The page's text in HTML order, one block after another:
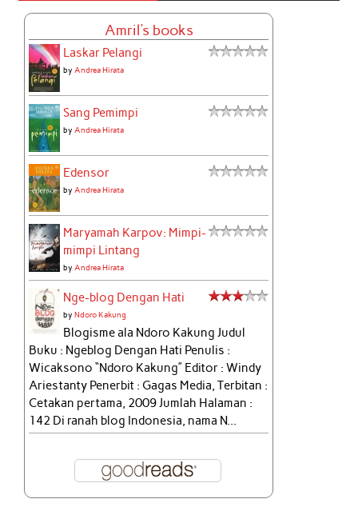
Amril's books
Laskar Pelangi
byAndrea Hirata
Sang Pemimpi
byAndrea Hirata
Edensor
byAndrea Hirata
Maryamah Karpov: Mimpi-
mimpi Lintang
byAndrea Hirata
Nge-blog Dengan Hati
byNdoro Kakung
Blogisme ala Ndoro Kakung Judul
Buku : Ngeblog Dengan Hati Penulis :
Wicaksono “Ndoro Kakung” Editor : Windy
Ariestanty Penerbit : Gagas Media, Terbitan :
Cetakan pertama, 2009 Jumlah Halaman :
142 Di ranah blog Indonesia, nama N...